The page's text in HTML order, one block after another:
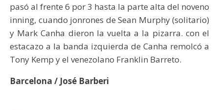
pasó al frente 6 por 3 hasta la parte alta del noveno
inning, cuando jonrones de Sean Murphy (solitario)
y Mark Canha dieron la vuelta a la pizarra. con el
estacazo a la banda izquierda de Canha remolcó a
Tony Kemp y el venezolano Franklin Barreto.
Barcelona / José Barberi